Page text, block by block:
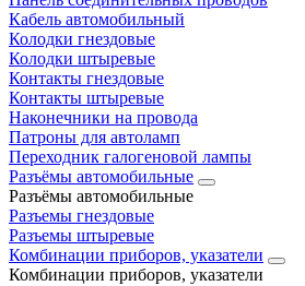
Кабель автомобильный
Колодки гнездовые
Колодки штыревые
Контакты гнездовые
Контакты штыревые
Наконечники на провода
Патроны для автоламп
Переходник галогеновой лампы
Разъёмы автомобильные
Разъёмы автомобильные
Разъемы гнездовые
Разъемы штыревые
Комбинации приборов, указатели
Комбинации приборов, указатели